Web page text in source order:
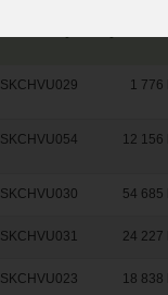
SKCHVU029 1 776
SKCHVU054 12 156
SKCHVU030 54 685
SKCHVU031 24 227
SKCHVU023 18 838